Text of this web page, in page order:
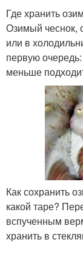
Где хранить
Озимый чеснок,
или в
первую
меньше
Как сохранить
какой таре?
вспученным
хранить в